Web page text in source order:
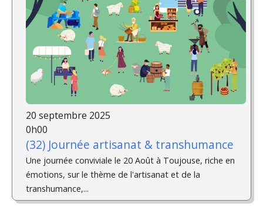
20 septembre 2025
0h00
(32) Journée artisanat & transhumance
Une journée conviviale le 20 Août à Toujouse, riche en
émotions, sur le thème de l'artisanat et de la
transhumance,...